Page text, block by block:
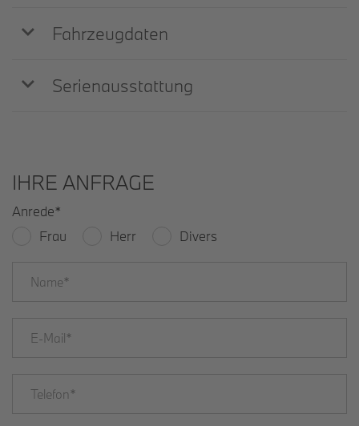
Fahrzeugdaten
Serienausstattung
IHRE ANFRAGE
Anrede*
Frau
Herr Divers